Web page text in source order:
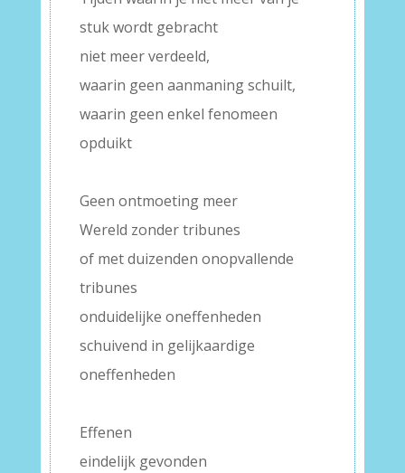
stuk wordt gebracht
niet meer verdeeld,
waarin geen aanmaning schuilt,
waarin geen enkel fenomeen
opduikt
Geen ontmoeting meer
Wereld zonder tribunes
of met duizenden onopvallende
tribunes
onduidelijke oneffenheden
schuivend in gelijkaardige
oneffenheden
Effenen
eindelijk gevonden